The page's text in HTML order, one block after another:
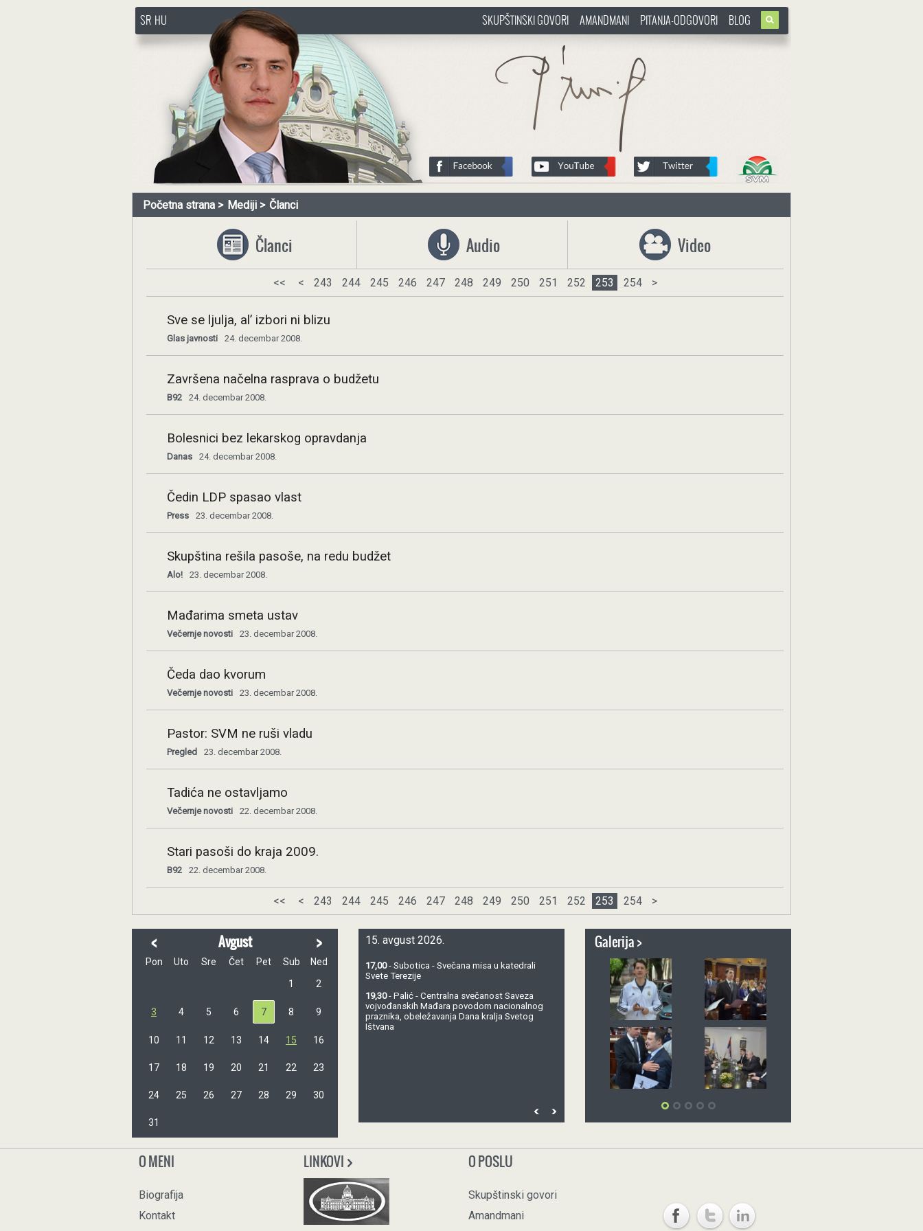
http://www.pasztorbalint.rs/sr
SR HU
http://www.pasztorbalint.rs/sr
SKUPŠTINSKI GOVORI AMANDMANI PITANJA-ODGOVORI BLOG
Početna strana Mediji Članci
Članci Audio Video
<< < 243 244 245 246 247 248 249 250 251 252 253 254 >
Sve se ljulja, al’ izbori ni blizu
Glas javnosti 24. decembar 2008.
Završena načelna rasprava o budžetu
B92 24. decembar 2008.
Bolesnici bez lekarskog opravdanja
Danas 24. decembar 2008.
Čedin LDP spasao vlast
Press 23. decembar 2008.
Skupština rešila pasoše, na redu budžet
Alo! 23. decembar 2008.
Mađarima smeta ustav
Večernje novosti 23. decembar 2008.
Čeda dao kvorum
Večernje novosti 23. decembar 2008.
Pastor: SVM ne ruši vladu
Pregled 23. decembar 2008.
Tadića ne ostavljamo
Večernje novosti 22. decembar 2008.
Stari pasoši do kraja 2009.
B92 22. decembar 2008.
<< < 243 244 245 246 247 248 249 250 251 252 253 254 >
< Avgust >
Pon Uto Sre Čet Pet Sub
Ned
1
2
3 4 5 6 7 8 9
10 11 12 13 14 15 16
17 18 19 20 21 22 23
24 25 26 27 28 29 30
31
15. avgust 2026.
17,00- Subotica - Svečana misa u katedrali
Svete Terezije
19,30- Palić - Centralna svečanost Saveza
vojvođanskih Mađara povodom nacionalnog
praznika, obeležavanja Dana kralja Svetog
Ištvana
Galerija >
O MENI
Biografija
Kontakt
LINKOVI O POSLU
Skupštinski govori
Amandmani